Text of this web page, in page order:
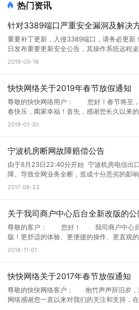
热门资讯
针对3389端口严重安全漏洞及解决
重要补丁更新，入侵3389端口，请务必更新！ 微软公司于2019年5月
日发布重要更新安全公告，其操作系统远程
Services），俗称的3389服务存在严重安全
3389）连接到目标系统并发送特制请求时，
WannaCry等恶意勒索软件病毒。 影响版本： Windows 7 Windows
Server 2008 R2 Windows Server 2008 Windows 2003 Windows XP
安全建议： 1、针对Windows 7、Windows Server 2008和Windows
Server 2008 R2的用户，及时安装官方安全补丁： 2008补
载地址：https://
guidance/advisory/CVE-2019-0708 2、针对Windows 2003及
Windows XP的用户，及时更新系统版本或安装官方
http://s.kk30.com/windowsserver2003-
官方补丁下载地址：https://
双击安装完重启即可 相关链接：
https://portal.msrc.microsoft.com/en-
guidance/advisory/CVE-2019-0708 注：打完最新的远程漏洞补丁最好
2019-05-16
快快网络关于2019年春节放假通知
尊敬的快快网络用户： 您好！春节将至，快快网络携全体员工祝您新
春快乐，阖家幸福！首先，感谢您长久以来
2019年继续合作顺利！！ 快快春节放假时间为： 2019年2
时在线（急事可电话销售）不会影响用户的
用，请联系销售提前续费，确保节日期间服
不便，深表歉意。 假期期间如需其它帮助或疑问请随时联系我司24小
时服务热线： 24小时网维QQ：800088387 24小时电话：
2019-01-30
宁波机房断网故障赔偿公告
由于8月23日22:40分开始 宁波机房电信出
障。导致全网业务全断，造成十分恶劣的影响。 特此公告解决方案
所有宁波机器赔偿7天使用时间。 2.宁波机器允许补退差价更换到其他任
快快网络这几年发生的最大恶性机房事故， 也给我们深深地敲了个警
研。 进一步提升产品质量。
2017-08-23
关于我司商户中心后台全新改版的公
尊敬的客户： 您好！ 我司商户中心后台页面样式已全新升级改
版！更舒适的体验、更便捷的操作、更直观
服务水平。本次升级主要为页面样式优化及
支持。由此给您带来的不便，敬请谅解。 特此通告 厦门快快网络科技
2018-11-01
快快网络关于2017年春节放假通知
尊敬的快快网络客户： 炮竹声声辞旧岁，欢度佳节福连天。厦门快快
网络感谢您一直以来对我们的关注和支持，